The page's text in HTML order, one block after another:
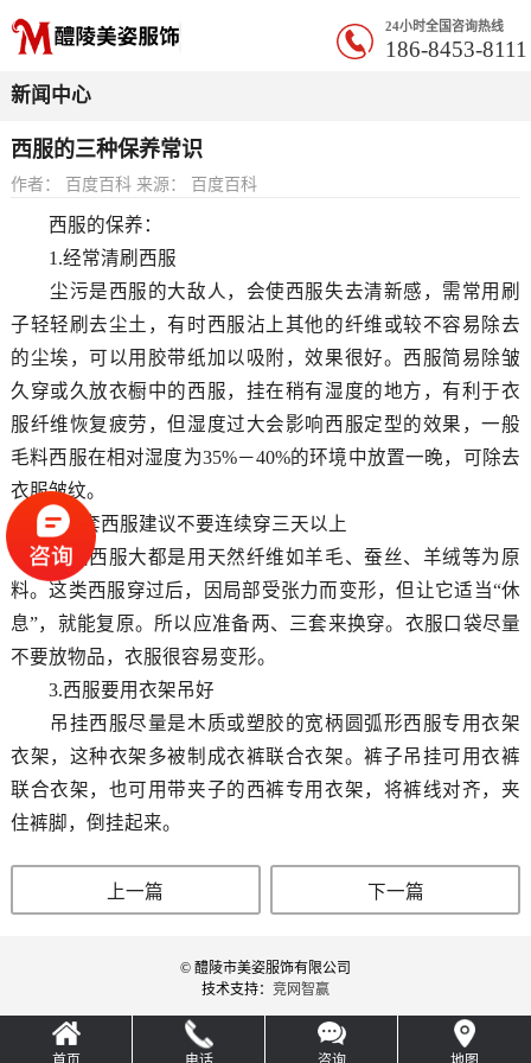
24小时全国咨询热线
186-8453-8111
新闻中心
西服的三种保养常识
作者： 百度百科 来源： 百度百科
西服的保养：
1.经常清刷西服
尘污是西服的大敌人，会使西服失去清新感，需常用刷
子轻轻刷去尘土，有时西服沾上其他的纤维或较不容易除去
的尘埃，可以用胶带纸加以吸附，效果很好。西服简易除皱
久穿或久放衣橱中的西服，挂在稍有湿度的地方，有利于衣
服纤维恢复疲劳，但湿度过大会影响西服定型的效果，一般
毛料西服在相对湿度为35%－40%的环境中放置一晚，可除去
衣服皱纹。
2.一套西服建议不要连续穿三天以上
高档西服大都是用天然纤维如羊毛、蚕丝、羊绒等为原
料。这类西服穿过后，因局部受张力而变形，但让它适当“休
息”，就能复原。所以应准备两、三套来换穿。衣服口袋尽量
不要放物品，衣服很容易变形。
3.西服要用衣架吊好
吊挂西服尽量是木质或塑胶的宽柄圆弧形西服专用衣架
衣架，这种衣架多被制成衣裤联合衣架。裤子吊挂可用衣裤
联合衣架，也可用带夹子的西裤专用衣架，将裤线对齐，夹
住裤脚，倒挂起来。
上一篇 下一篇
© 醴陵市美姿服饰有限公司
技术支持： 竞网智赢